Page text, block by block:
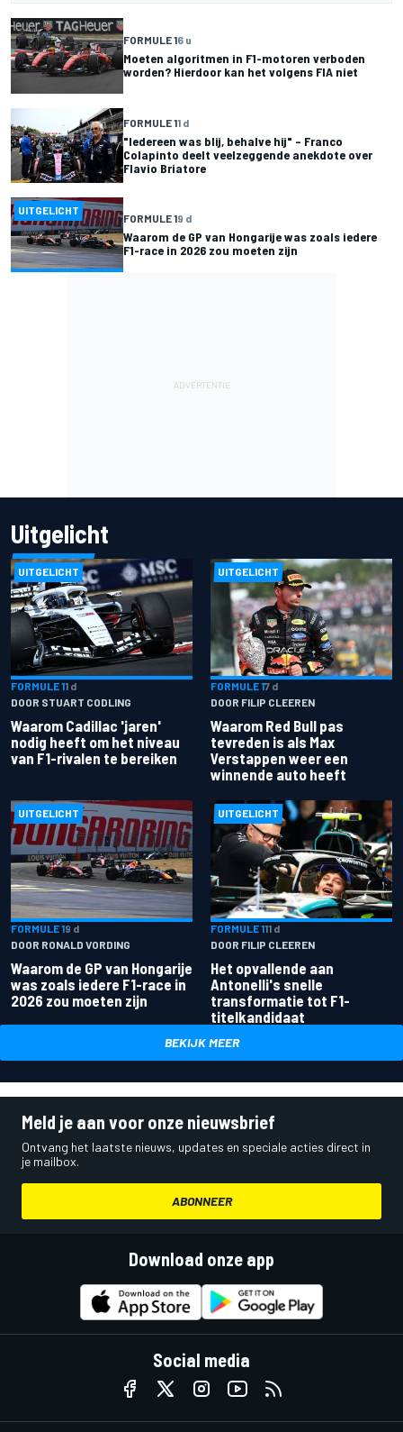
FORMULE 16 u
Moeten algoritmen in F1-motoren verboden
worden? Hierdoor kan het volgens FIA niet
FORMULE 11 d
"Iedereen was blij, behalve hij" – Franco
Colapinto deelt veelzeggende anekdote over
Flavio Briatore
UITGELICHT
FORMULE 19 d
Waarom de GP van Hongarije was zoals iedere
F1-race in 2026 zou moeten zijn
Uitgelicht
UITGELICHT
FORMULE 11 d
DOOR STUART CODLING
Waarom Cadillac 'jaren'
nodig heeft om het niveau
van F1-rivalen te bereiken
UITGELICHT
FORMULE 17 d
DOOR FILIP CLEEREN
Waarom Red Bull pas
tevreden is als Max
Verstappen weer een
winnende auto heeft
UITGELICHT
FORMULE 19 d
DOOR RONALD VORDING
Waarom de GP van Hongarije
was zoals iedere F1-race in
2026 zou moeten zijn
UITGELICHT
FORMULE 111 d
DOOR FILIP CLEEREN
Het opvallende aan
Antonelli's snelle
transformatie tot F1-
titelkandidaat
BEKIJK MEER
Meld je aan voor onze nieuwsbrief
Ontvang het laatste nieuws, updates en speciale acties direct in
je mailbox.
ABONNEER
Download onze app
Social media